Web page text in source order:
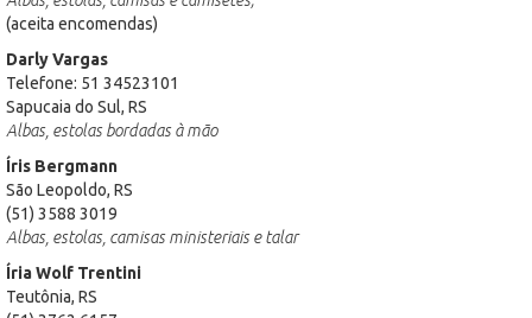
(aceita encomendas)
Darly Vargas
Telefone: 51 34523101
Sapucaia do Sul, RS
Albas, estolas bordadas à mão
Íris Bergmann
São Leopoldo, RS
(51) 3588 3019
Albas, estolas, camisas ministeriais e talar
Íria Wolf Trentini
Teutônia, RS